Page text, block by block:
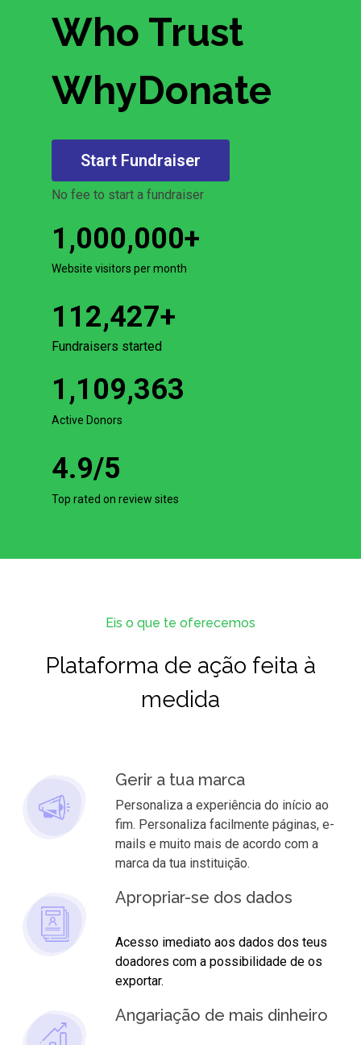
Who Trust
WhyDonate
Start Fundraiser
No fee to start a fundraiser
1,000,000+
Website visitors per month
112,427+
Fundraisers started
1,109,363
Active Donors
4.9/5
Top rated on review sites
Eis o que te oferecemos
Plataforma de ação feita à
medida
Gerir a tua marca
Personaliza a experiência do início ao
fim. Personaliza facilmente páginas, e-
mails e muito mais de acordo com a
marca da tua instituição.
Apropriar-se dos dados
Acesso imediato aos dados dos teus
doadores com a possibilidade de os
exportar.
Angariação de mais dinheiro